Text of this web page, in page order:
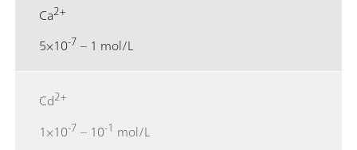
Ca2+
5×10-7 – 1 mol/L
Cd2+
1×10-7 – 10-1 mol/L